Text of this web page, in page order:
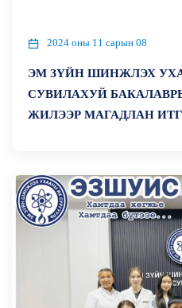
2024 оны 11 сарын 08
ЭМ ЗҮЙН ШИНЖЛЭХ
СУВИЛАХУЙ
ЖИЛЭЭР МАГАДЛАН